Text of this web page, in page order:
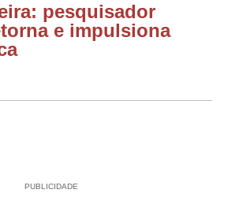
pesquisador
e impulsiona
PUBLICIDADE